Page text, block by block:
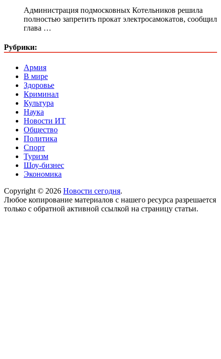
Администрация подмосковных Котельников решила
полностью запретить прокат электросамокатов, сообщил
глава …
Рубрики:
Армия
В мире
Здоровье
Криминал
Культура
Наука
Новости ИТ
Общество
Политика
Спорт
Туризм
Шоу-бизнес
Экономика
Copyright © 2026 Новости сегодня.
Любое копирование материалов с нашего ресурса разрешается
только с обратной активной ссылкой на страницу статьи.